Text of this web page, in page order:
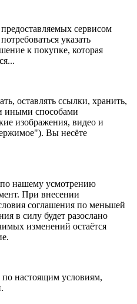
сервисом
указать
к покупке, которая
оставлять ссылки, хранить,
иными способами
изображения, видео и
Вы несёте
нашему усмотрению
При внесении
соглашения по меньшей
в силу будет разослано
изменений остаётся
настоящим условиям,